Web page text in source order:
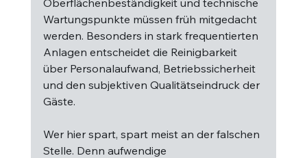
Oberflächenbeständigkeit und technische
Wartungspunkte müssen früh mitgedacht
werden. Besonders in stark frequentierten
Anlagen entscheidet die Reinigbarkeit
über Personalaufwand, Betriebssicherheit
und den subjektiven Qualitätseindruck der
Gäste.
Wer hier spart, spart meist an der falschen
Stelle. Denn aufwendige